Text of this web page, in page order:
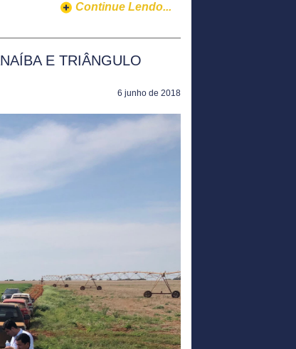
Continue Lendo...
E TRIÂNGULO
6 junho de 2018